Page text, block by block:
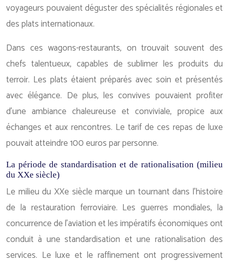
voyageurs pouvaient déguster des spécialités régionales et
des plats internationaux.
Dans ces wagons-restaurants, on trouvait souvent des
chefs talentueux, capables de sublimer les produits du
terroir. Les plats étaient préparés avec soin et présentés
avec élégance. De plus, les convives pouvaient profiter
d’une ambiance chaleureuse et conviviale, propice aux
échanges et aux rencontres. Le tarif de ces repas de luxe
pouvait atteindre 100 euros par personne.
La période de standardisation et de rationalisation (milieu
du XXe siècle)
Le milieu du XXe siècle marque un tournant dans l’histoire
de la restauration ferroviaire. Les guerres mondiales, la
concurrence de l’aviation et les impératifs économiques ont
conduit à une standardisation et une rationalisation des
services. Le luxe et le raffinement ont progressivement